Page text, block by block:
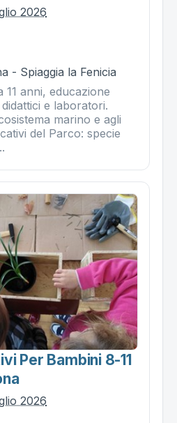
2026
- Spiaggia la Fenicia
11 anni, educazione
e laboratori.
marino e agli
del Parco: specie
Per Bambini 8-11
2026